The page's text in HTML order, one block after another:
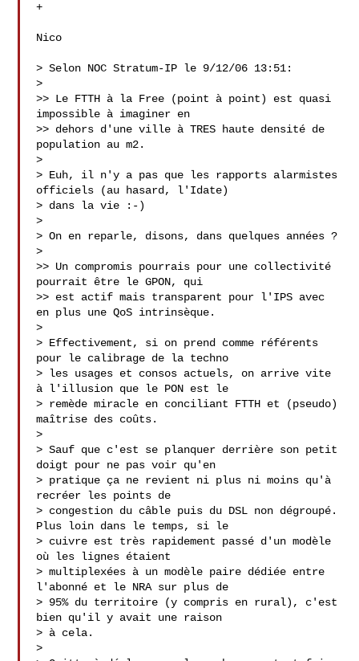
+
Nico
> Selon NOC Stratum-IP le 9/12/06 13:51:
>
>> Le FTTH à la Free (point à point) est quasi
impossible à imaginer en
>> dehors d'une ville à TRES haute densité de
population au m2.
>
> Euh, il n'y a pas que les rapports alarmistes
officiels (au hasard, l'Idate)
> dans la vie :-)
>
> On en reparle, disons, dans quelques années ?
>
>> Un compromis pourrais pour une collectivité
pourrait être le GPON, qui
>> est actif mais transparent pour l'IPS avec
en plus une QoS intrinsèque.
>
> Effectivement, si on prend comme référents
pour le calibrage de la techno
> les usages et consos actuels, on arrive vite
à l'illusion que le PON est le
> remède miracle en conciliant FTTH et (pseudo)
maîtrise des coûts.
>
> Sauf que c'est se planquer derrière son petit
doigt pour ne pas voir qu'en
> pratique ça ne revient ni plus ni moins qu'à
recréer les points de
> congestion du câble puis du DSL non dégroupé.
Plus loin dans le temps, si le
> cuivre est très rapidement passé d'un modèle
où les lignes étaient
> multiplexées à un modèle paire dédiée entre
l'abonné et le NRA sur plus de
> 95% du territoire (y compris en rural), c'est
bien qu'il y avait une raison
> à cela.
>